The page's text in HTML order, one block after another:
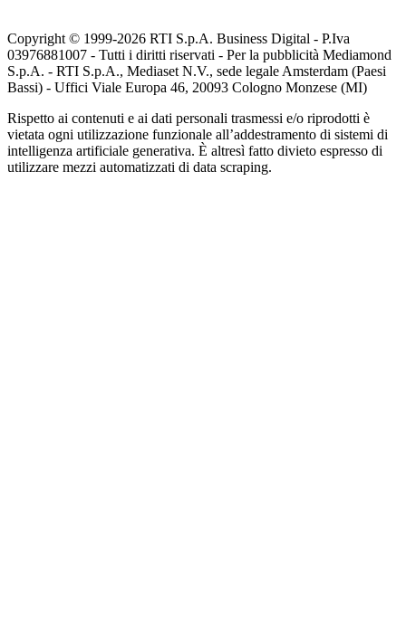
Copyright © 1999-2026 RTI S.p.A. Business Digital - P.Iva
03976881007 - Tutti i diritti riservati - Per la pubblicità Mediamond
S.p.A. - RTI S.p.A., Mediaset N.V., sede legale Amsterdam (Paesi
Bassi) - Uffici Viale Europa 46, 20093 Cologno Monzese (MI)
Rispetto ai contenuti e ai dati personali trasmessi e/o riprodotti è
vietata ogni utilizzazione funzionale all’addestramento di sistemi di
intelligenza artificiale generativa. È altresì fatto divieto espresso di
utilizzare mezzi automatizzati di data scraping.